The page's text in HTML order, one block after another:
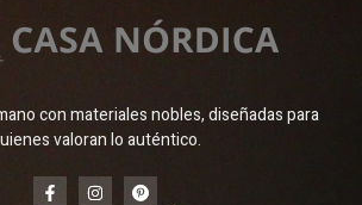
con materiales nobles, diseñadas para
valoran lo auténtico.